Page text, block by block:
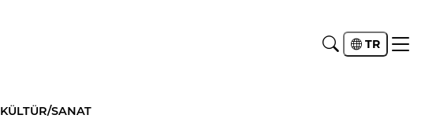
TR
KÜLTÜR/SANAT